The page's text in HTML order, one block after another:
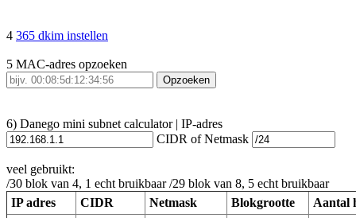
4 365 dkim instellen
5 MAC-adres opzoeken
Opzoeken
6) Danego mini subnet calculator | IP-adres
CIDR of Netmask
veel gebruikt:
/30 blok van 4, 1 echt bruikbaar /29 blok van 8, 5 echt bruikbaar
IP adres
CIDR Netmask Blokgrootte
Aantal